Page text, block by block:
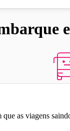
que as viagens